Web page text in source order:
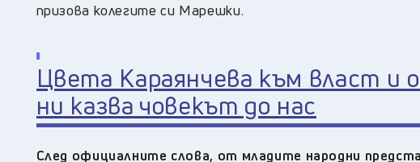
призова колегите си Марешки.
Цвета Караянчева към власт и
ни казва човекът до нас
След официалните слова, от младите народни